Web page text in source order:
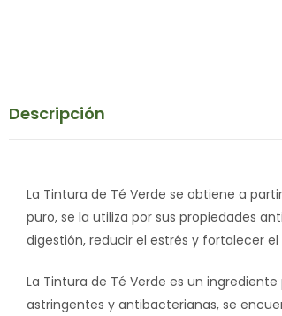
Descripción
La Tintura de Té Verde se obtiene a
puro, se la utiliza por sus propiedades
digestión, reducir el estrés y fortalecer
La Tintura de Té Verde es un
astringentes y antibacterianas, se